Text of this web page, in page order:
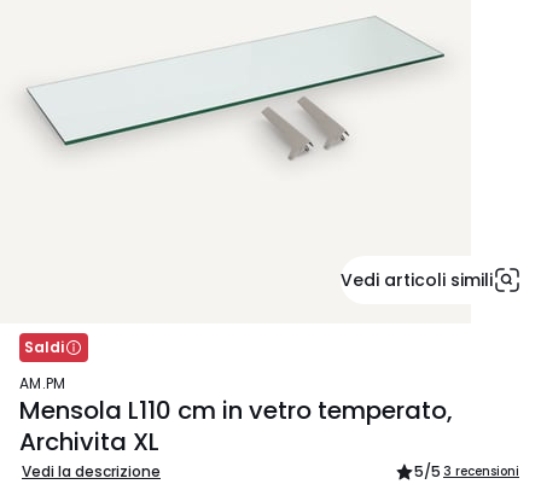
Vedi articoli simili
Saldi
AM.PM
Mensola L110 cm in vetro temperato,
Archivita XL
Vedi la descrizione 5/5 3 recensioni